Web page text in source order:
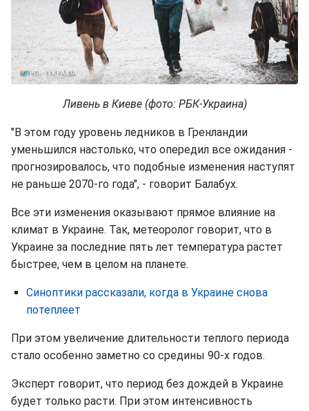
Ливень в Киеве (фото: РБК-Украина)
"В этом году уровень ледников в Гренландии
уменьшился настолько, что опередил все ожидания -
прогнозировалось, что подобные изменения наступят
не раньше 2070-го года", - говорит Балабух.
Все эти изменения оказывают прямое влияние на
климат в Украине. Так, метеоролог говорит, что в
Украине за последние пять лет температура растет
быстрее, чем в целом на планете.
Синоптики рассказали, когда в Украине снова
потеплеет
При этом увеличение длительности теплого периода
стало особенно заметно со средины 90-х годов.
Эксперт говорит, что период без дождей в Украине
будет только расти. При этом интенсивность